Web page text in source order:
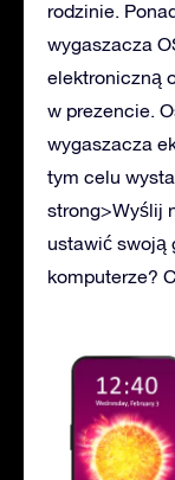
rodzinie.
wygaszacza
elektroniczną
w prezencie.
wygaszacza
tym celu
strong>Wyślij
ustawić swoją
komputerze?